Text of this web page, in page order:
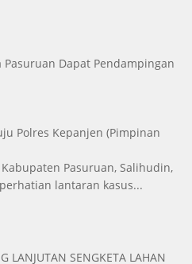
Pasuruan Dapat Pendampingan
Polres Kepanjen (Pimpinan
Kabupaten Pasuruan, Salihudin,
lantaran kasus...
LANJUTAN SENGKETA LAHAN